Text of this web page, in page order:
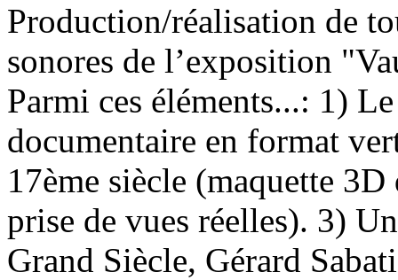
Production/réalisation de
sonores de l’exposition
Parmi ces éléments...: 1)
documentaire en format
17ème siècle (maquette
prise de vues réelles). 3)
Grand Siècle, Gérard